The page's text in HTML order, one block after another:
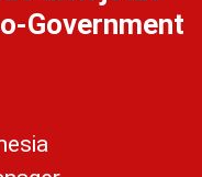
Government